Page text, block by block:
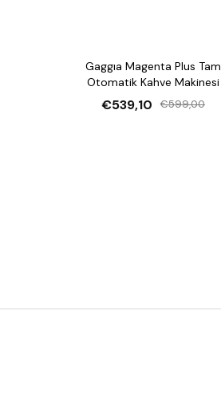
Gaggıa Magenta Plus Tam
Otomatik Kahve Makinesi
€539,10 €599,00